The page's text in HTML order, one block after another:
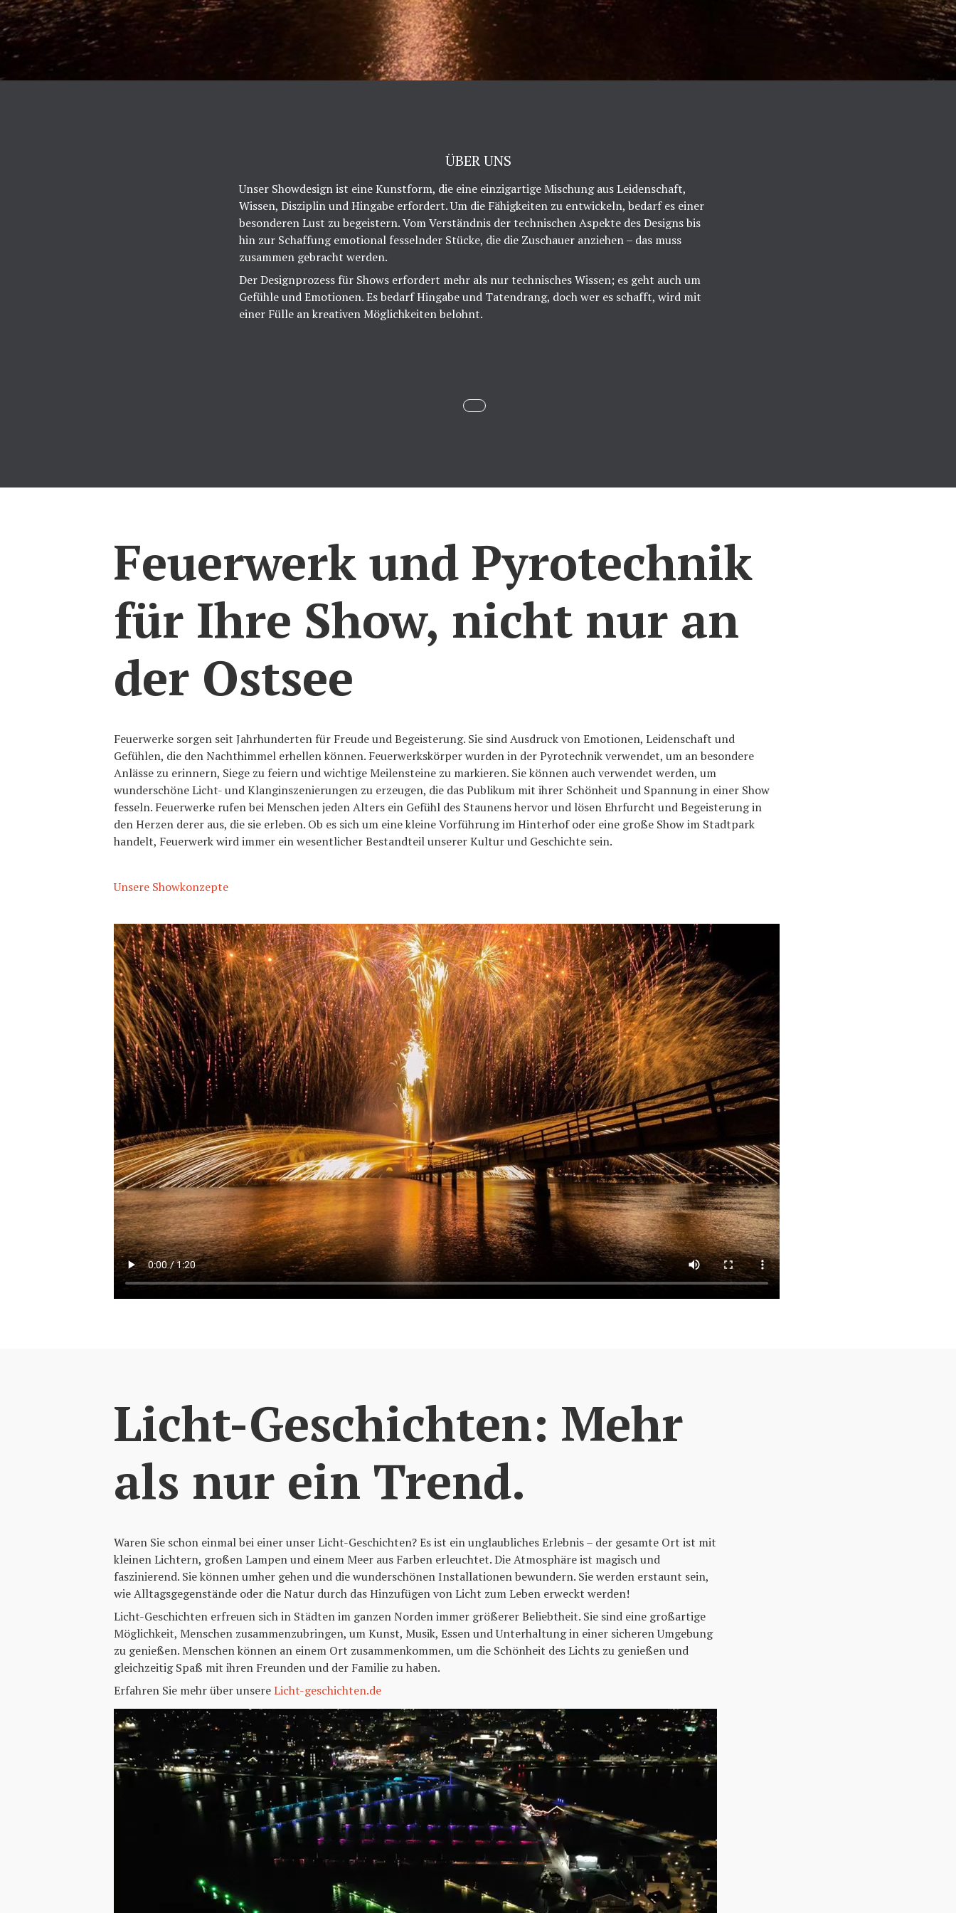
ÜBER UNS
Unser Showdesign ist eine Kunstform, die eine einzigartige Mischung aus Leidenschaft,
Wissen, Disziplin und Hingabe erfordert. Um die Fähigkeiten zu entwickeln, bedarf es einer
besonderen Lust zu begeistern. Vom Verständnis der technischen Aspekte des Designs bis
hin zur Schaffung emotional fesselnder Stücke, die die Zuschauer anziehen – das muss
zusammen gebracht werden.
Der Designprozess für Shows erfordert mehr als nur technisches Wissen; es geht auch um
Gefühle und Emotionen. Es bedarf Hingabe und Tatendrang, doch wer es schafft, wird mit
einer Fülle an kreativen Möglichkeiten belohnt.
Feuerwerk und Pyrotechnik
für Ihre Show, nicht nur an
der Ostsee
Feuerwerke sorgen seit Jahrhunderten für Freude und Begeisterung. Sie sind Ausdruck von Emotionen, Leidenschaft und
Gefühlen, die den Nachthimmel erhellen können. Feuerwerkskörper wurden in der Pyrotechnik verwendet, um an besondere
Anlässe zu erinnern, Siege zu feiern und wichtige Meilensteine zu markieren. Sie können auch verwendet werden, um
wunderschöne Licht- und Klanginszenierungen zu erzeugen, die das Publikum mit ihrer Schönheit und Spannung in einer Show
fesseln. Feuerwerke rufen bei Menschen jeden Alters ein Gefühl des Staunens hervor und lösen Ehrfurcht und Begeisterung in
den Herzen derer aus, die sie erleben. Ob es sich um eine kleine Vorführung im Hinterhof oder eine große Show im Stadtpark
handelt, Feuerwerk wird immer ein wesentlicher Bestandteil unserer Kultur und Geschichte sein.
Unsere Showkonzepte
Licht-Geschichten: Mehr
als nur ein Trend.
Waren Sie schon einmal bei einer unser Licht-Geschichten? Es ist ein unglaubliches Erlebnis – der gesamte Ort ist mit
kleinen Lichtern, großen Lampen und einem Meer aus Farben erleuchtet. Die Atmosphäre ist magisch und
faszinierend. Sie können umher gehen und die wunderschönen Installationen bewundern. Sie werden erstaunt sein,
wie Alltagsgegenstände oder die Natur durch das Hinzufügen von Licht zum Leben erweckt werden!
Licht-Geschichten erfreuen sich in Städten im ganzen Norden immer größerer Beliebtheit. Sie sind eine großartige
Möglichkeit, Menschen zusammenzubringen, um Kunst, Musik, Essen und Unterhaltung in einer sicheren Umgebung
zu genießen. Menschen können an einem Ort zusammenkommen, um die Schönheit des Lichts zu genießen und
gleichzeitig Spaß mit ihren Freunden und der Familie zu haben.
Erfahren Sie mehr über unsereLicht-geschichten.de